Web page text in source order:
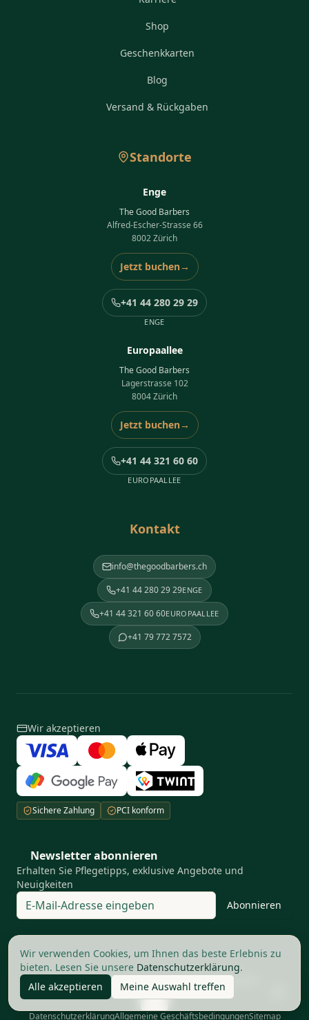
Shop
Geschenkkarten
Blog
Versand & Rückgaben
Standorte
Enge
The Good Barbers
Alfred-Escher-Strasse 66
8002 Zürich
Jetzt buchen→
+41 44 280 29 29
ENGE
Europaallee
The Good Barbers
Lagerstrasse 102
8004 Zürich
Jetzt buchen→
+41 44 321 60 60
EUROPAALLEE
Kontakt
info@thegoodbarbers.ch
+41 44 280 29 29ENGE
+41 44 321 60 60EUROPAALLEE
+41 79 772 7572
Wir akzeptieren
Sichere Zahlung PCI konform
Newsletter abonnieren
Erhalten Sie Pflegetipps, exklusive Angebote und
Neuigkeiten
Abonnieren
© The Good Barbers AG. Alle Rechte vorbehalten
DatenschutzerklärungAllgemeine GeschäftsbedingungenSitemap
Ihre Privatsphäre ist uns wichtig
Wir verwenden Cookies, um Ihnen das beste Erlebnis zu
bieten. Lesen Sie unsere Datenschutzerklärung.
Alle akzeptieren
Meine Auswahl treffen